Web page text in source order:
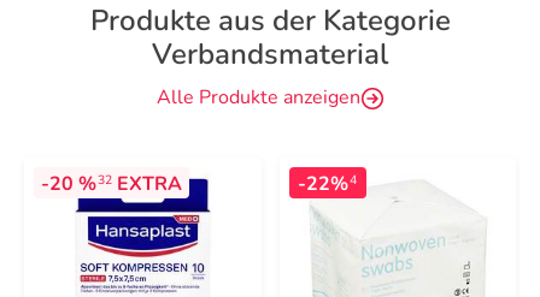
Produkte aus der Kategorie
Verbandsmaterial
Alle Produkte anzeigen
-20 %32EXTRA -22%4